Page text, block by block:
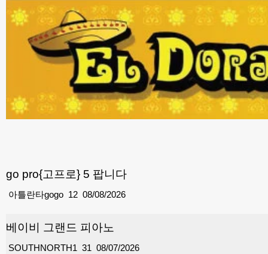
go pro{고프로} 5 팝니다
12
아틀란타gogo 08/08/2026
베이비 그랜드 피아노
31
SOUTHNORTH1 08/07/2026